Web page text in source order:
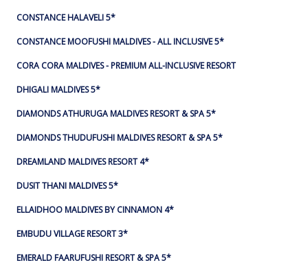
CONSTANCE HALAVELI 5*
CONSTANCE MOOFUSHI MALDIVES - ALL INCLUSIVE 5*
CORA CORA MALDIVES - PREMIUM ALL-INCLUSIVE RESORT
DHIGALI MALDIVES 5*
DIAMONDS ATHURUGA MALDIVES RESORT & SPA 5*
DIAMONDS THUDUFUSHI MALDIVES RESORT & SPA 5*
DREAMLAND MALDIVES RESORT 4*
DUSIT THANI MALDIVES 5*
ELLAIDHOO MALDIVES BY CINNAMON 4*
EMBUDU VILLAGE RESORT 3*
EMERALD FAARUFUSHI RESORT & SPA 5*